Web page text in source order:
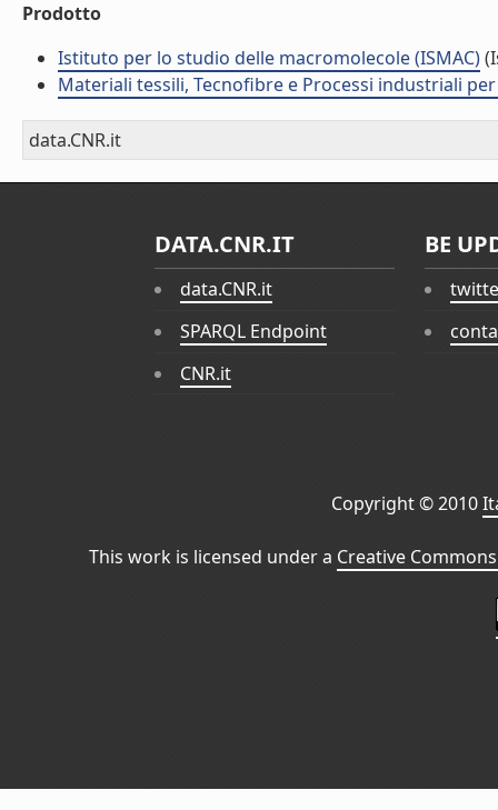
Prodotto
Istituto per lo studio delle macromolecole (ISMAC)
Materiali tessili, Tecnofibre e Processi industriali per
data.CNR.it
DATA.CNR.IT
data.CNR.it
SPARQL Endpoint
CNR.it
BE
Copyright © 2010
This work is licensed under a Creative